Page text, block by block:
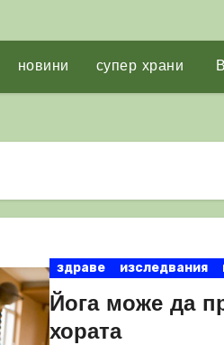
новини супер храни
здраве изследвания
Йога може да
хората